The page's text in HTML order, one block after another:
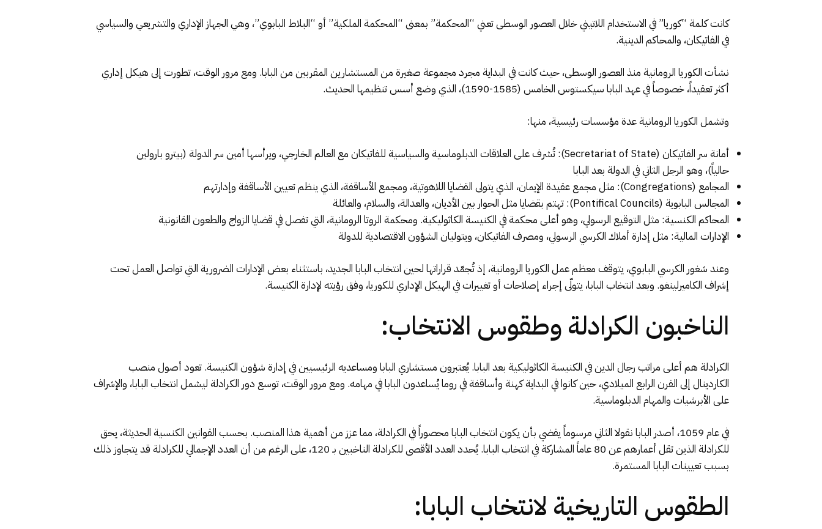
كانت كلمة “كوريا” في الاستخدام اللاتيني خلال العصور الوسطى تعني “المحكمة” بمعنى “المحكمة الملكية” أو “البلاط البابوي”، وهي الجهاز الإداري والتشريعي والسياسي
في الفاتيكان، والمحاكم الدينية.
نشأت الكوريا الرومانية منذ العصور الوسطى، حيث كانت في البداية مجرد مجموعة صغيرة من المستشارين المقربين من البابا. ومع مرور الوقت، تطورت إلى هيكل إداري
أكثر تعقيداً، خصوصاً في عهد البابا سيكستوس الخامس (1585-1590)، الذي وضع أسس تنظيمها الحديث.
وتشمل الكوريا الرومانية عدة مؤسسات رئيسية، منها:
أمانة سر الفاتيكان (Secretariat of State): تُشرف على العلاقات الدبلوماسية والسياسية للفاتيكان مع العالم الخارجي، ويرأسها أمين سر الدولة (بيترو بارولين
حالياً)، وهو الرجل الثاني في الدولة بعد البابا
المجامع (Congregations): مثل مجمع عقيدة الإيمان، الذي يتولى القضايا اللاهوتية، ومجمع الأساقفة، الذي ينظم تعيين الأساقفة وإدارتهم
المجالس البابوية (Pontifical Councils): تهتم بقضايا مثل الحوار بين الأديان، والعدالة، والسلام، والعائلة
المحاكم الكنسية: مثل التوقيع الرسولي، وهو أعلى محكمة في الكنيسة الكاثوليكية. ومحكمة الروتا الرومانية، التي تفصل في قضايا الزواج والطعون القانونية
الإدارات المالية: مثل إدارة أملاك الكرسي الرسولي، ومصرف الفاتيكان، ويتوليان الشؤون الاقتصادية للدولة
وعند شغور الكرسي البابوي، يتوقف معظم عمل الكوريا الرومانية، إذ تُجمّد قراراتها لحين انتخاب البابا الجديد، باستثناء بعض الإدارات الضرورية التي تواصل العمل تحت
إشراف الكاميرلينغو. وبعد انتخاب البابا، يتولّى إجراء إصلاحات أو تغييرات في الهيكل الإداري للكوريا، وفق رؤيته لإدارة الكنيسة.
الناخبون الكرادلة وطقوس الانتخاب:
الكرادلة هم أعلى مراتب رجال الدين في الكنيسة الكاثوليكية بعد البابا. يُعتبرون مستشاري البابا ومساعديه الرئيسيين في إدارة شؤون الكنيسة. تعود أصول منصب
الكاردينال إلى القرن الرابع الميلادي، حين كانوا في البداية كهنة وأساقفة في روما يُساعدون البابا في مهامه. ومع مرور الوقت، توسع دور الكرادلة ليشمل انتخاب البابا، والإشراف
على الأبرشيات والمهام الدبلوماسية.
في عام 1059، أصدر البابا نقولا الثاني مرسوماً يقضي بأن يكون انتخاب البابا محصوراً في الكرادلة، مما عزز من أهمية هذا المنصب. بحسب القوانين الكنسية الحديثة، يحق
للكرادلة الذين تقل أعمارهم عن 80 عاماً المشاركة في انتخاب البابا. يُحدد العدد الأقصى للكرادلة الناخبين بـ 120، على الرغم من أن العدد الإجمالي للكرادلة قد يتجاوز ذلك
بسبب تعيينات البابا المستمرة.
الطقوس التاريخية لانتخاب البابا: